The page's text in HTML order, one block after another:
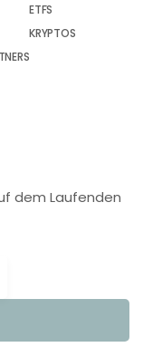
ETFS
KRYPTOS
dem Laufenden